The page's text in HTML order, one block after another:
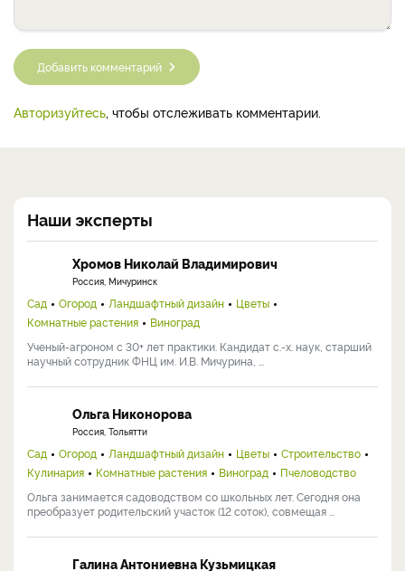
Добавить комментарий
Авторизуйтесь, чтобы отслеживать комментарии.
Наши эксперты
Хромов Николай Владимирович
Россия, Мичуринск
Сад Огород Ландшафтный дизайн
Цветы
Комнатные растения
Виноград
Ученый-агроном с 30+ лет практики. Кандидат с.-х. наук, старший
научный сотрудник ФНЦ им. И.В. Мичурина, ...
Ольга Никонорова
Россия, Тольятти
Сад Огород Ландшафтный дизайн Цветы
Строительство
Кулинария
Комнатные растения Виноград
Пчеловодство
Ольга занимается садоводством со школьных лет. Сегодня она
преобразует родительский участок (12 соток), совмещая ...
Галина Антониевна Кузьмицкая